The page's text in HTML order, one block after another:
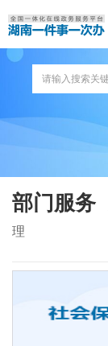
部门服务
理